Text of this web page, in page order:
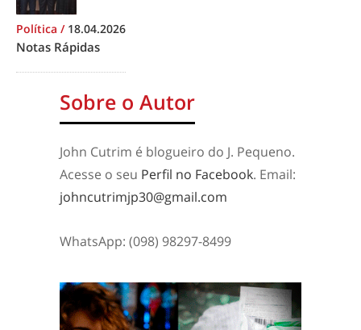
Política / 18.04.2026
Notas Rápidas
Sobre o Autor
John Cutrim é blogueiro do J. Pequeno.
Acesse o seu Perfil no Facebook. Email:
johncutrimjp30@gmail.com
WhatsApp: (098) 98297-8499